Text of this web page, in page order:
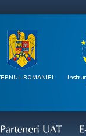
Parteneri UAT